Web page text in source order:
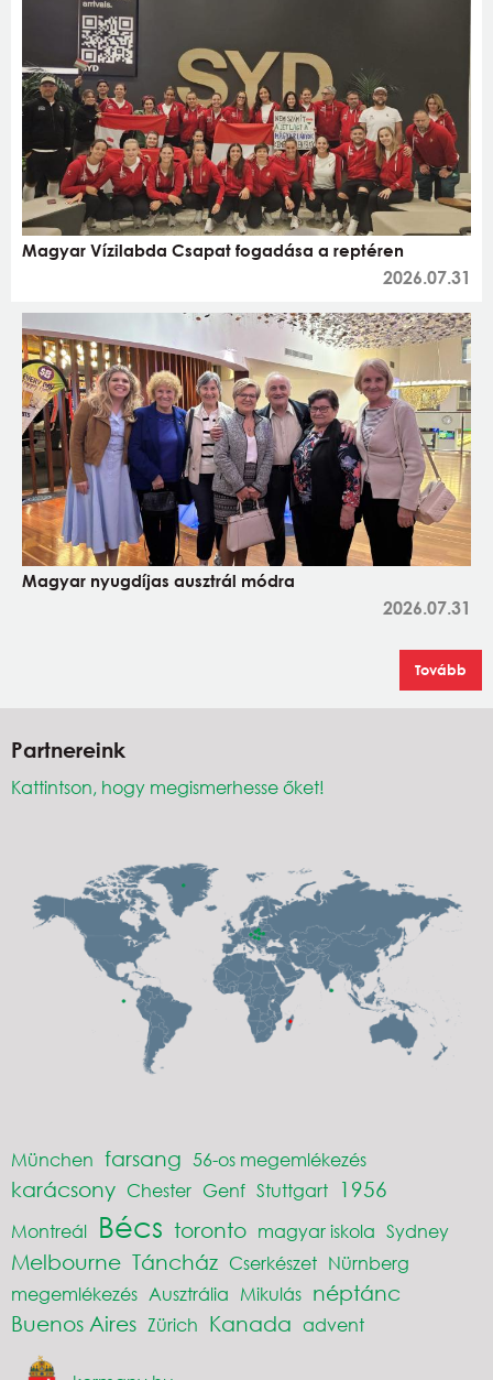
Magyar Vízilabda Csapat fogadása a reptéren
2026.07.31
Magyar nyugdíjas ausztrál módra
2026.07.31
Tovább
Partnereink
Kattintson, hogy megismerhesse őket!
München farsang 56-os megemlékezés
karácsony Chester Genf Stuttgart 1956
Montreál Bécs toronto magyar iskola Sydney
Melbourne Táncház Cserkészet Nürnberg
megemlékezés Ausztrália Mikulás néptánc
Buenos Aires Zürich Kanada advent